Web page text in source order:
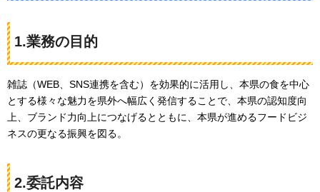
1.業務の目的
雑誌（WEB、SNS連携を含む）を効果的に活用し、本県の食を中心
とする様々な魅力を県外へ幅広く発信することで、本県の認知度向
上、ブランド力向上につなげるとともに、本県が進めるフードビジ
ネスの更なる振興を図る。
2.委託内容